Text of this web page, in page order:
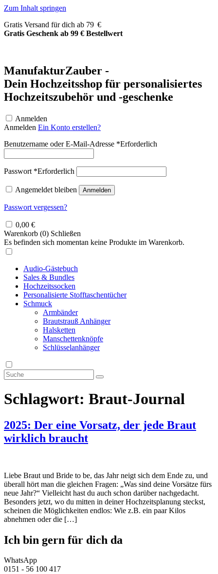
Zum Inhalt springen
Gratis Versand für dich ab 79 €
Gratis Geschenk ab 99 € Bestellwert
ManufakturZauber -
Dein Hochzeitsshop für personalisiertes
Hochzeitszubehör und -geschenke
Anmelden
Anmelden Ein Konto erstellen?
Benutzername oder E-Mail-Adresse *Erforderlich
Passwort *Erforderlich
Angemeldet bleiben Anmelden
Passwort vergessen?
0,00 €
Warenkorb (0) Schließen
Es befinden sich momentan keine Produkte im Warenkorb.
Audio-Gästebuch
Sales & Bundles
Hochzeitssocken
Personalisierte Stofftaschentücher
Schmuck
Armbänder
Brautstrauß Anhänger
Halsketten
Manschettenknöpfe
Schlüsselanhänger
Schlagwort: Braut-Journal
2025: Der eine Vorsatz, der jede Braut
wirklich braucht
Liebe Braut und Bride to be, das Jahr neigt sich dem Ende zu, und
überall hört man die gleichen Fragen: „Was sind deine Vorsätze fürs
neue Jahr?“ Vielleicht hast du auch schon darüber nachgedacht.
Besonders jetzt, wo du mitten in deiner Hochzeitsplanung steckst,
scheinen die Möglichkeiten endlos: Wie z.B. ein paar Kilos
abnehmen oder die […]
Ich bin gern für dich da
WhatsApp
0151 - 56 100 417